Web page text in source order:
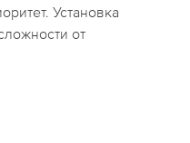
Установка
от